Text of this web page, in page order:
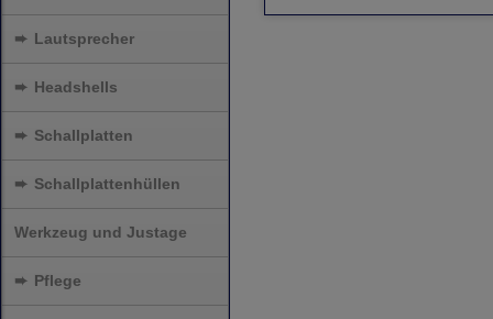
➨ Lautsprecher
➨ Headshells
➨ Schallplatten
➨ Schallplattenhüllen
Werkzeug und Justage
➨ Pflege